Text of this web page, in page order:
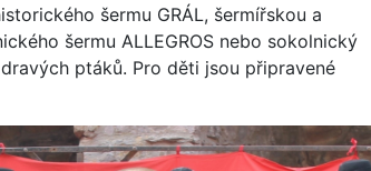
šermu GRÁL, šermířskou a
šermu ALLEGROS nebo sokolnický
ptáků. Pro děti jsou připravené